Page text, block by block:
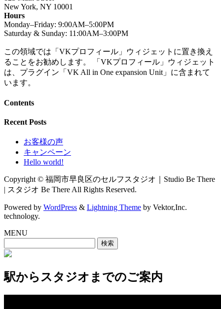
New York, NY 10001
Hours
Monday–Friday: 9:00AM–5:00PM
Saturday & Sunday: 11:00AM–3:00PM
この領域では「VKプロフィール」ウィジェットに置き換え
ることをお勧めします。 「VKプロフィール」ウィジェット
は、プラグイン「VK All in One expansion Unit」に含まれて
います。
Contents
Recent Posts
お客様の声
キャンペーン
Hello world!
Copyright © 福岡市早良区のセルフスタジオ｜Studio Be There
| スタジオ Be There All Rights Reserved.
Powered by WordPress & Lightning Theme by Vektor,Inc.
technology.
MENU
索:
駅からスタジオまでのご案内